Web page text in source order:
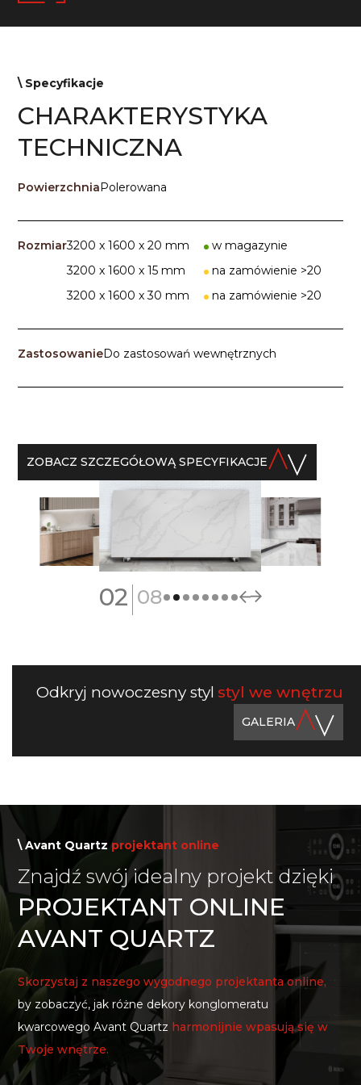
\ Specyfikacje
CHARAKTERYSTYKA
TECHNICZNA
PowierzchniaPolerowana
Rozmiar3200 x 1600 x 20 mm
w magazynie
3200 x 1600 x 15 mm
na zamówienie >20
3200 x 1600 x 30 mm
na zamówienie >20
ZastosowanieDo zastosowań wewnętrznych
ZOBACZ SZCZEGÓŁOWĄ SPECYFIKACJE
02| 08
Odkryj nowoczesny styl styl we wnętrzu
GALERIA
\ Avant Quartzprojektant online
Znajdź swój idealny projekt dzięki
PROJEKTANT ONLINE
AVANT QUARTZ
Skorzystaj z naszego wygodnego projektanta online,
by zobaczyć, jak różne dekory konglomeratu
kwarcowego Avant Quartz harmonijnie wpasują się w
Twoje wnętrze.